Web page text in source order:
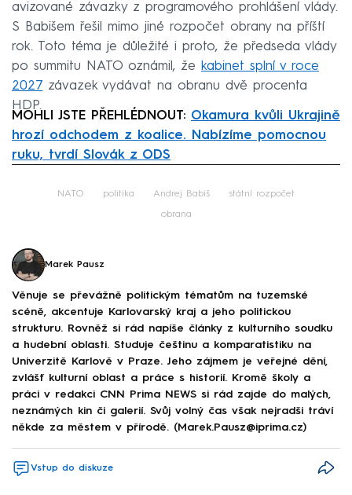
avizované závazky z programového prohlášení vlády.
S Babišem řešil mimo jiné rozpočet obrany na příští
rok. Toto téma je důležité i proto, že předseda vlády
po summitu NATO oznámil, že kabinet splní v roce
2027 závazek vydávat na obranu dvě procenta
HDP.
MOHLI JSTE PŘEHLÉDNOUT: Okamura kvůli Ukrajině
hrozí odchodem z koalice. Nabízíme pomocnou
ruku, tvrdí Slovák z ODS
NATO politika Andrej Babiš státní rozpočet
obrana
Marek Pausz
Věnuje se převážně politickým tématům na tuzemské
scéně, akcentuje Karlovarský kraj a jeho politickou
strukturu. Rovněž si rád napíše články z kulturního soudku
a hudební oblasti. Studuje češtinu a komparatistiku na
Univerzitě Karlově v Praze. Jeho zájmem je veřejné dění,
zvlášť kulturní oblast a práce s historií. Kromě školy a
práci v redakci CNN Prima NEWS si rád zajde do malých,
neznámých kin či galerií. Svůj volný čas však nejradši tráví
někde za městem v přírodě. (Marek.Pausz@iprima.cz)
Vstup do diskuze